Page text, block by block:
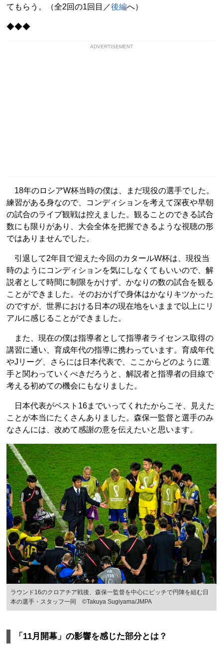
てもらう。（全2回の1回目／後編へ）
◆◆◆
ADVERTISEMENT
18年のロシアW杯当時の僕は、まだ現役の選手でした。
練習がある身なので、コンディションを考えて深夜や早朝
の試合のライブ観戦は控えました。観ることのできる試合
数にも限りがあり、大会全体を把握できるような視聴の形
ではありませんでした。
引退して2年目で迎えた今回のカタールW杯は、現役当
時のようにコンディションを気にしなくてもいいので、解
説者として時間に制限をかけず、かなりの数の試合を観る
ことができました。そのおかげで身体はかなりキツかった
のですが、世界における日本の現在地をいままで以上にリ
アルに感じることができました。
また、現在の僕は指導者として指導者ライセンス取得の
講習に通い、育成年代の指導に携わっています。育成年代
やJリーグ、さらには日本代表で、ここからどのように選
手と関わっていくべきだろうと、解説者と指導者の目線で
考える初めての機会にもなりました。
日本代表がベスト16までいってくれたからこそ、見えた
ことが本当にたくさんありました。森保一監督と選手のみ
なさんには、改めて感謝の意を伝えたいと思います。
ラウンド16のクロアチア戦後、森保一監督を中心にピッチで円陣を組む日
本の選手・スタッフ一同 ©Takuya Sugiyama/JMPA
「11月開幕」の影響を感じた部分とは？